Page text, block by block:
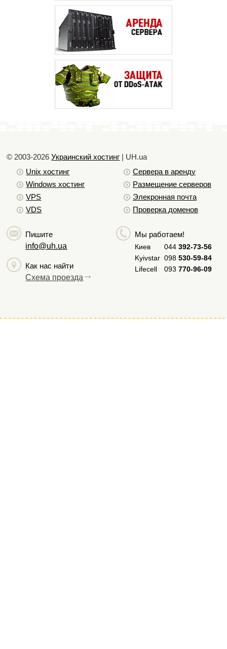
© 2003-2026Украинский хостинг | UH.ua
Unix хостинг
Windows хостинг
VPS
VDS
Сервера в аренду
Размещение серверов
Элекронная почта
Проверка доменов
Пишите
info@uh.ua
Как нас найти
Схема проезда
Мы работаем!
Киев 044 392-73-56
Kyivstar 098 530-59-84
Lifecell
093 770-96-09